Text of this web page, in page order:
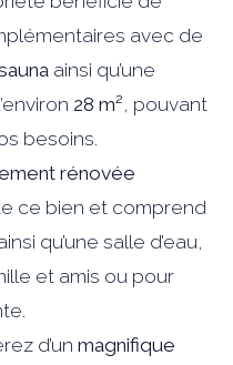
avec de
ainsi qu’une
28 m², pouvant
besoins.
rénovée
ce bien et comprend
qu’une salle d’eau,
et amis ou pour
d’unmagnifique